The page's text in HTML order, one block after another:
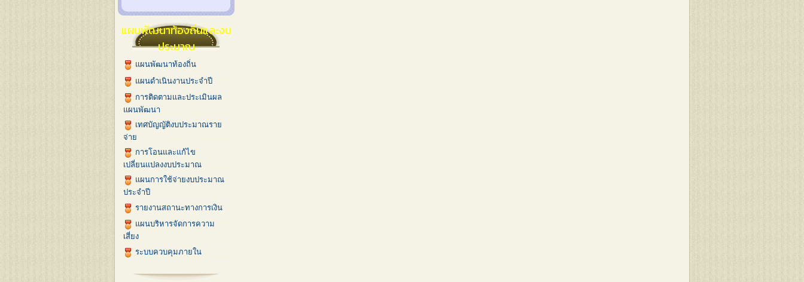
แผนพัฒนาท้องถิ่นและงบ
ประมาณ
แผนพัฒนาท้องถิ่น
แผนดำเนินงานประจำปี
การติดตามและประเมินผล
แผนพัฒนา
เทศบัญญัติงบประมาณราย
จ่าย
การโอนและแก้ไข
เปลี่ยนแปลงงบประมาณ
แผนการใช้จ่ายงบประมาณ
ประจำปี
รายงานสถานะทางการเงิน
แผนบริหารจัดการความ
เสี่ยง
ระบบควบคุมภายใน